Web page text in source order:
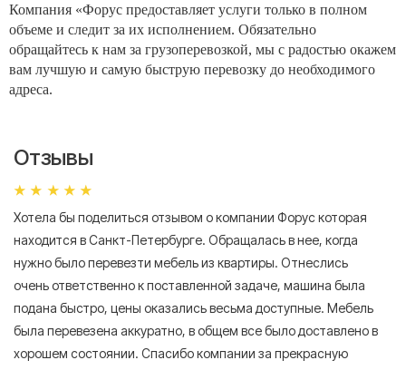
Компания «Форус предоставляет услуги только в полном
объеме и следит за их исполнением. Обязательно
обращайтесь к нам за грузоперевозкой, мы с радостью окажем
вам лучшую и самую быструю перевозку до необходимого
адреса.
Отзывы
Хотела бы поделиться отзывом о компании Форус которая
находится в Санкт-Петербурге. Обращалась в нее, когда
нужно было перевезти мебель из квартиры. Отнеслись
очень ответственно к поставленной задаче, машина была
подана быстро, цены оказались весьма доступные. Мебель
была перевезена аккуратно, в общем все было доставлено в
хорошем состоянии. Спасибо компании за прекрасную